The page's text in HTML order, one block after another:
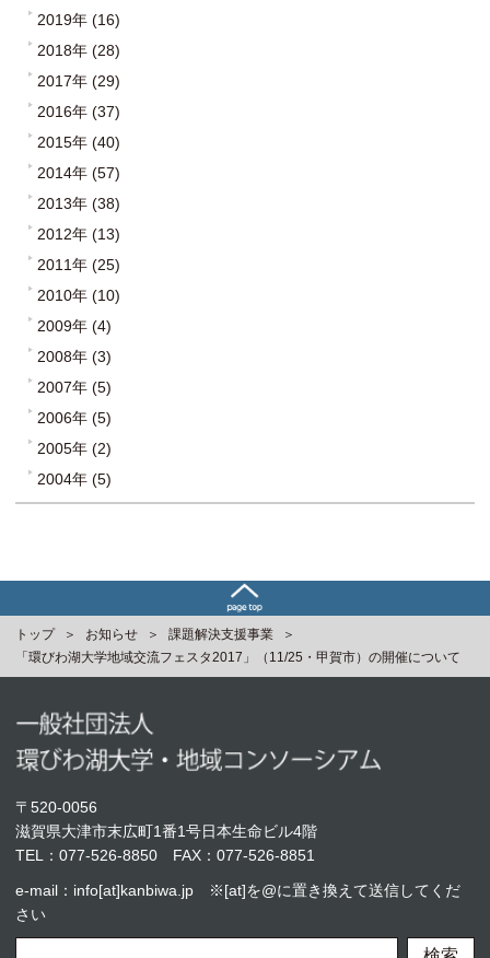
2019年 (16)
2018年 (28)
2017年 (29)
2016年 (37)
2015年 (40)
2014年 (57)
2013年 (38)
2012年 (13)
2011年 (25)
2010年 (10)
2009年 (4)
2008年 (3)
2007年 (5)
2006年 (5)
2005年 (2)
2004年 (5)
トップ お知らせ
課題解決支援事業
「環びわ湖大学地域交流フェスタ2017」（11/25・甲賀市）の開催について
〒520-0056
滋賀県大津市末広町1番1号日本生命ビル4階
TEL： 077-526-8850 FAX：077-526-8851
e-mail：info[at]kanbiwa.jp ※[at]を@に置き換えて送信してくだ
さい